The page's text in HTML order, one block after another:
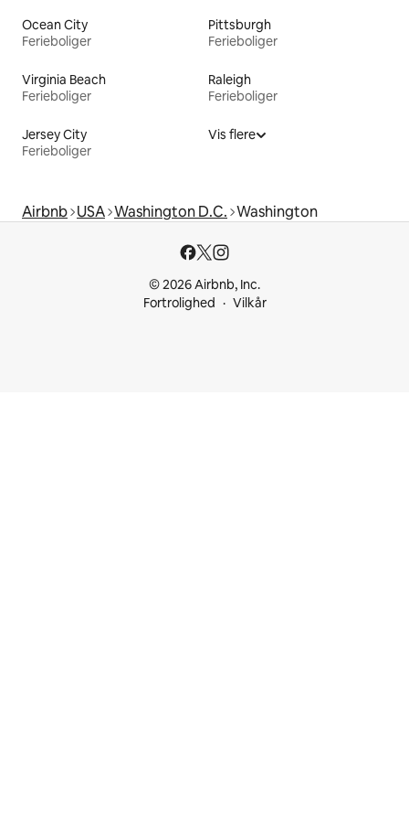
Ocean City
Ferieboliger
Pittsburgh
Ferieboliger
Virginia Beach
Ferieboliger
Raleigh
Ferieboliger
Jersey City
Ferieboliger
Vis flere
Airbnb USA Washington D.C. Washington
© 2026 Airbnb, Inc.
Fortrolighed
Vilkår